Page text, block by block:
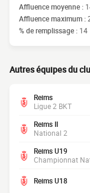
Affluence moyenne :
Affluence maximum :
% de remplissage : 14
Autres équipes du
Reims
Ligue 2 BKT
Reims II
National 2
Reims U19
Championnat
Reims U18